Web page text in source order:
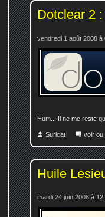
Dotclear 2
vendredi 1 août 2008 à
Hum... Il ne me reste
Suricat voir ou
Huile
mardi 24 juin 2008 à